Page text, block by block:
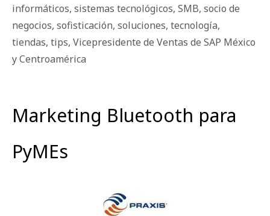
informáticos, sistemas tecnológicos, SMB, socio de
negocios, sofisticación, soluciones, tecnología,
tiendas, tips, Vicepresidente de Ventas de SAP México
y Centroamérica
Marketing Bluetooth para
PyMEs